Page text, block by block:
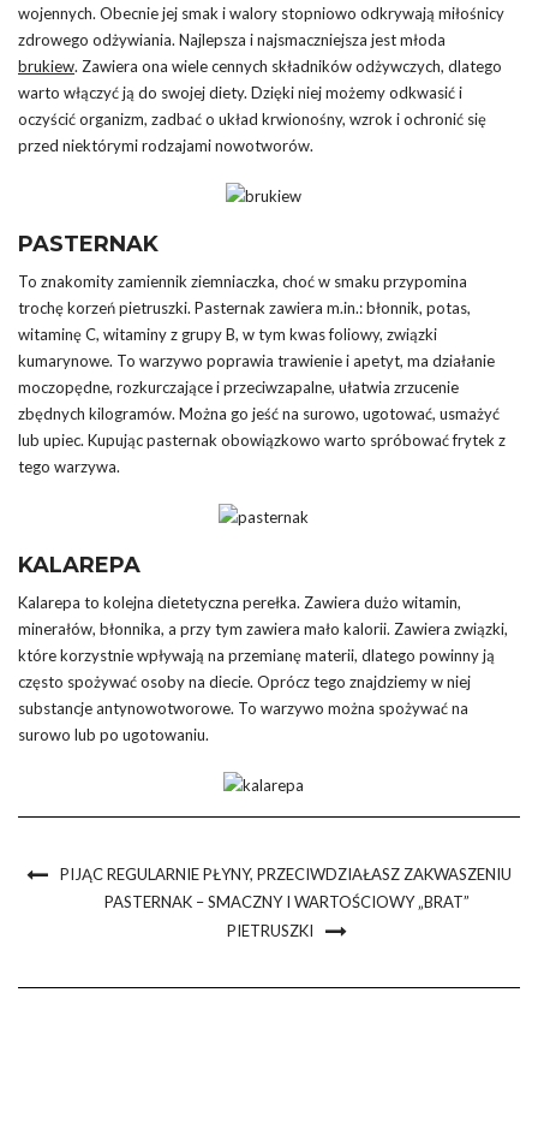
wojennych. Obecnie jej smak i walory stopniowo odkrywają miłośnicy
zdrowego odżywiania. Najlepsza i najsmaczniejsza jest młoda
brukiew. Zawiera ona wiele cennych składników odżywczych, dlatego
warto włączyć ją do swojej diety. Dzięki niej możemy odkwasić i
oczyścić organizm, zadbać o układ krwionośny, wzrok i ochronić się
przed niektórymi rodzajami nowotworów.
PASTERNAK
To znakomity zamiennik ziemniaczka, choć w smaku przypomina
trochę korzeń pietruszki. Pasternak zawiera m.in.: błonnik, potas,
witaminę C, witaminy z grupy B, w tym kwas foliowy, związki
kumarynowe. To warzywo poprawia trawienie i apetyt, ma działanie
moczopędne, rozkurczające i przeciwzapalne, ułatwia zrzucenie
zbędnych kilogramów. Można go jeść na surowo, ugotować, usmażyć
lub upiec. Kupując pasternak obowiązkowo warto spróbować frytek z
tego warzywa.
KALAREPA
Kalarepa to kolejna dietetyczna perełka. Zawiera dużo witamin,
minerałów, błonnika, a przy tym zawiera mało kalorii. Zawiera związki,
które korzystnie wpływają na przemianę materii, dlatego powinny ją
często spożywać osoby na diecie. Oprócz tego znajdziemy w niej
substancje antynowotworowe. To warzywo można spożywać na
surowo lub po ugotowaniu.
PIJĄC REGULARNIE PŁYNY, PRZECIWDZIAŁASZ ZAKWASZENIU
PASTERNAK – SMACZNY I WARTOŚCIOWY „BRAT”
PIETRUSZKI